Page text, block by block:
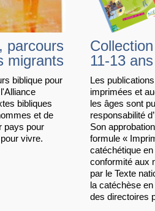
parcours
migrants
biblique pour
bibliques
et de
pays pour
vivre.
11-13 ans
Les
imprimées et
les âges sont
responsabilité
Son
formule «
catéchétique
conformité aux
par le Texte
la catéchèse
des directoires